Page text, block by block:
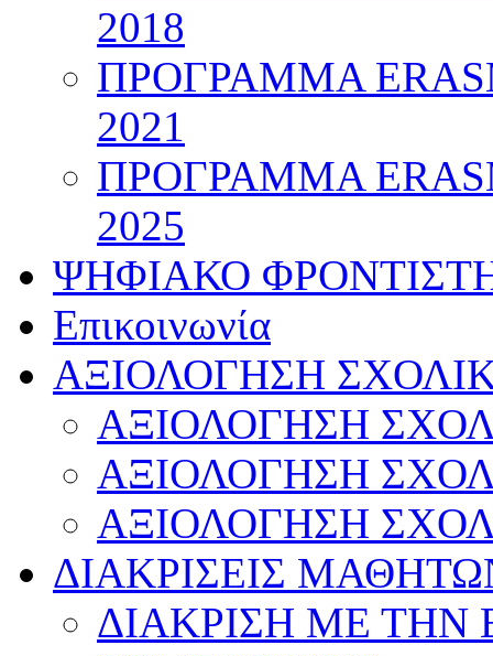
2018
ΠΡΟΓΡΑΜΜΑ
2021
ΠΡΟΓΡΑΜΜΑ
2025
ΨΗΦΙΑΚΟ
Επικοινωνία
ΑΞΙΟΛΟΓΗΣΗ
ΑΞΙΟΛΟΓΗΣΗ
ΑΞΙΟΛΟΓΗΣΗ
ΑΞΙΟΛΟΓΗΣΗ
ΔΙΑΚΡΙΣΕΙΣ
ΔΙΑΚΡΙΣΗ ΜΕ